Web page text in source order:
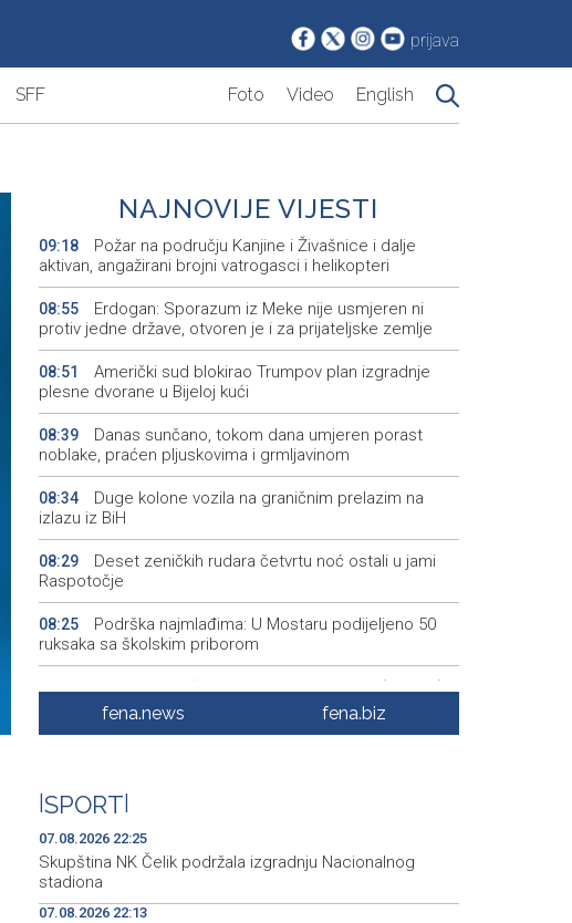
prijava
SFF Foto Video English
NAJNOVIJE VIJESTI
09:18
Požar na području Kanjine i Živašnice i dalje
aktivan, angažirani brojni vatrogasci i helikopteri
08:55
Erdogan: Sporazum iz Meke nije usmjeren ni
protiv jedne države, otvoren je i za prijateljske zemlje
08:51
Američki sud blokirao Trumpov plan izgradnje
plesne dvorane u Bijeloj kući
08:39
Danas sunčano, tokom dana umjeren porast
noblake, praćen pljuskovima i grmljavinom
08:34
Duge kolone vozila na graničnim prelazim na
izlazu iz BiH
08:29
Deset zeničkih rudara četvrtu noć ostali u jami
Raspotočje
08:25
Podrška najmlađima: U Mostaru podijeljeno 50
ruksaka sa školskim priborom
Najave događaja za 8. 8. 2026. godine (subota)
Etnofest Didak čuva hercegovačku tradiciju kroz
08:09
Civilna zaštita Posušje upozorava na opasnost
od požara na Blidinju
fena.news fena.biz
SPORT
07.08.2026 22:25
Skupština NK Čelik podržala izgradnju Nacionalnog
stadiona
07.08.2026 22:13